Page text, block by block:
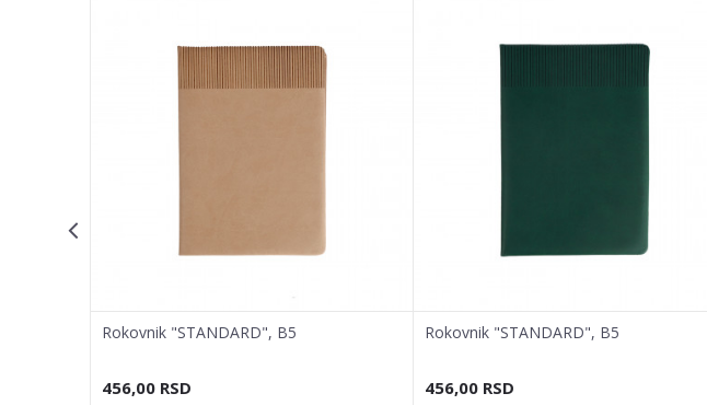
Rokovnik "STANDARD", B5
456,00 RSD
Rokovnik "STANDARD", B5
456,00 RSD